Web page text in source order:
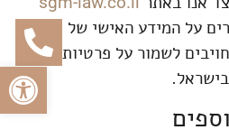
על המידע האישי של
לשמור על פרטיותך